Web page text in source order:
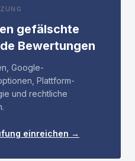
gefälschte
Bewertungen
Google-
Plattform-
und rechtliche
einreichen →